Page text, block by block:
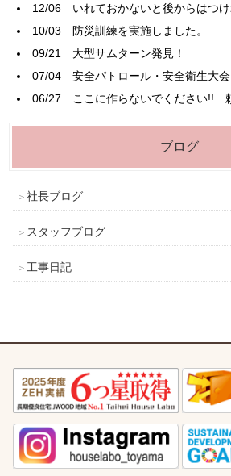
12/06 いれておかないと後からはつけ
10/03 防災訓練を実施しました。
09/21 大型サムターン発見！
07/04安全パトロール・安全衛生大会
06/27
ここに作らないでください!!
ブログ
社長ブログ
スタッフブログ
工事日記